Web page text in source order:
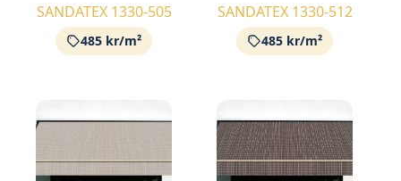
SANDATEX 1330-505
485 kr/m²
SANDATEX 1330-512
485 kr/m²